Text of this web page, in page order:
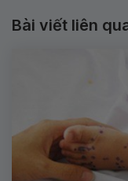
Bài viết liên